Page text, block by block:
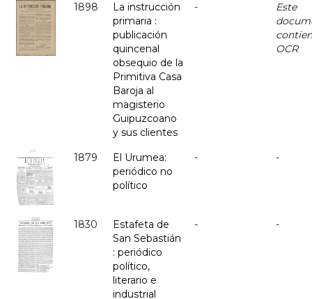
1898
La instrucción
primaria :
publicación
quincenal
obsequio de la
Primitiva Casa
Baroja al
magisterio
Guipuzcoano
y sus clientes
-
Este
OCR
1879
El Urumea:
periódico no
político
- -
1830
Estafeta de
San Sebastián
: periódico
político,
literario e
industrial
- -